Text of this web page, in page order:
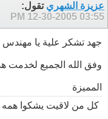
عزيزة الشهري تقول:
12-30-2005 03:55 PM
جهد تشكر علية يا مهندس
وفق الله الجميع لخدمت
المميزة
كل من لاقيت يشكوا